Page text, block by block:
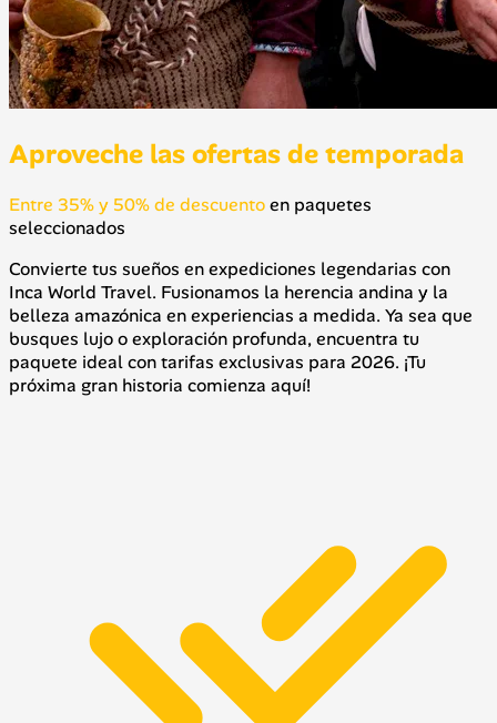
Aproveche las ofertas de temporada
Entre 35% y 50% de descuentoen paquetes
seleccionados
Convierte tus sueños en expediciones legendarias con
Inca World Travel. Fusionamos la herencia andina y la
belleza amazónica en experiencias a medida. Ya sea que
busques lujo o exploración profunda, encuentra tu
paquete ideal con tarifas exclusivas para 2026. ¡Tu
próxima gran historia comienza aquí!